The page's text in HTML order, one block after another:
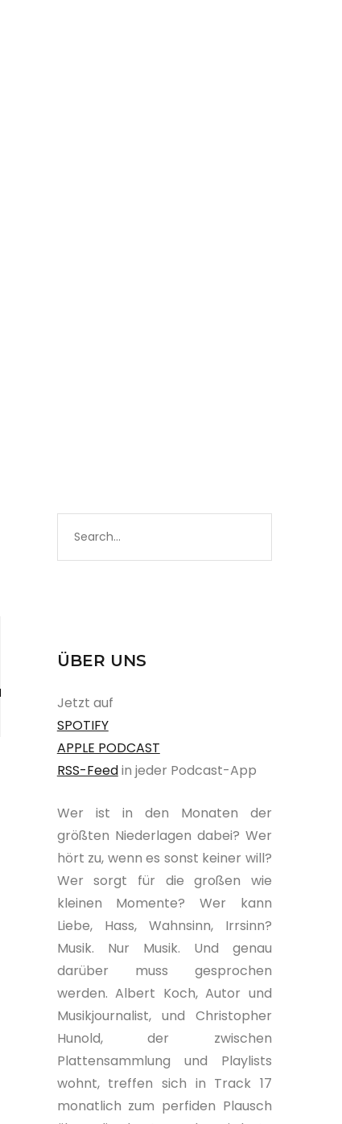
ÜBER UNS
Jetzt auf
SPOTIFY
APPLE PODCAST
RSS-Feedin jeder Podcast-App
Wer ist in den Monaten der
größten Niederlagen dabei? Wer
hört zu, wenn es sonst keiner will?
Wer sorgt für die großen wie
kleinen Momente? Wer kann
Liebe, Hass, Wahnsinn, Irrsinn?
Musik. Nur Musik. Und genau
darüber muss gesprochen
werden. Albert Koch, Autor und
Musikjournalist, und Christopher
Hunold, der zwischen
Plattensammlung und Playlists
wohnt, treffen sich in Track 17
monatlich zum perfiden Plausch